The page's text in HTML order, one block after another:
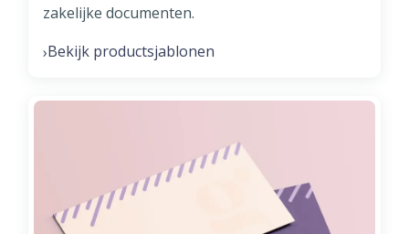
zakelijke documenten.
›Bekijk productsjablonen